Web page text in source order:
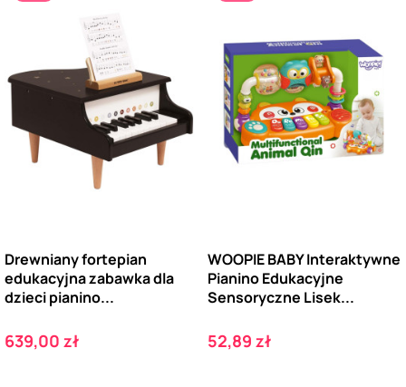
Drewniany fortepian
edukacyjna zabawka dla
dzieci pianino...
Cena
639,00 zł
WOOPIE BABY Interaktywne
Pianino Edukacyjne
Sensoryczne Lisek...
Cena
52,89 zł